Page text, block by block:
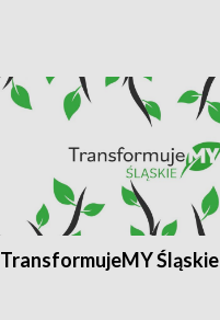
TransformujeMY Śląskie